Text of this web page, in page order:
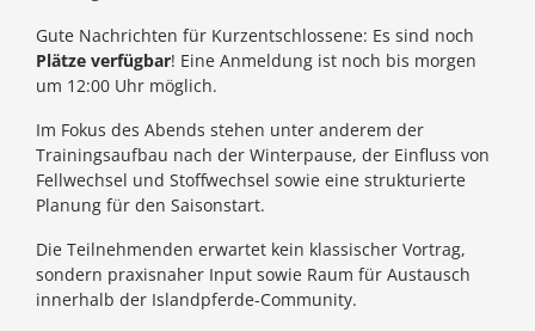
Gute Nachrichten für Kurzentschlossene: Es sind noch
Plätze verfügbar! Eine Anmeldung ist noch bis morgen
um 12:00 Uhr möglich.
Im Fokus des Abends stehen unter anderem der
Trainingsaufbau nach der Winterpause, der Einfluss von
Fellwechsel und Stoffwechsel sowie eine strukturierte
Planung für den Saisonstart.
Die Teilnehmenden erwartet kein klassischer Vortrag,
sondern praxisnaher Input sowie Raum für Austausch
innerhalb der Islandpferde-Community.